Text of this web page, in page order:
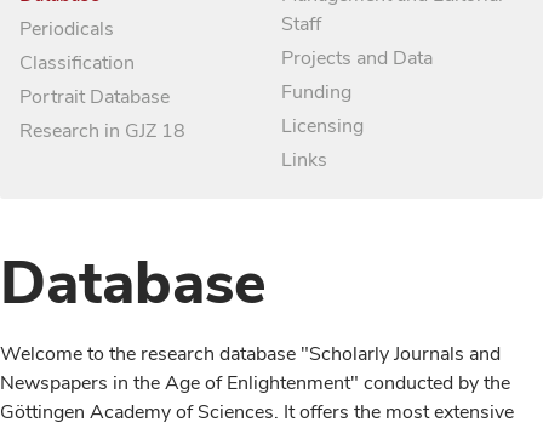
Periodicals
Classification
Portrait Database
Research in GJZ 18
Staff
Projects and Data
Funding
Licensing
Links
Database
Welcome to the research database "Scholarly Journals and
Newspapers in the Age of Enlightenment" conducted by the
Göttingen Academy of Sciences. It offers the most extensive